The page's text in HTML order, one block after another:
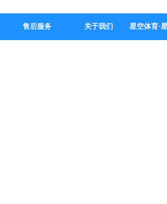
售后服务 关于我们 星空体育·